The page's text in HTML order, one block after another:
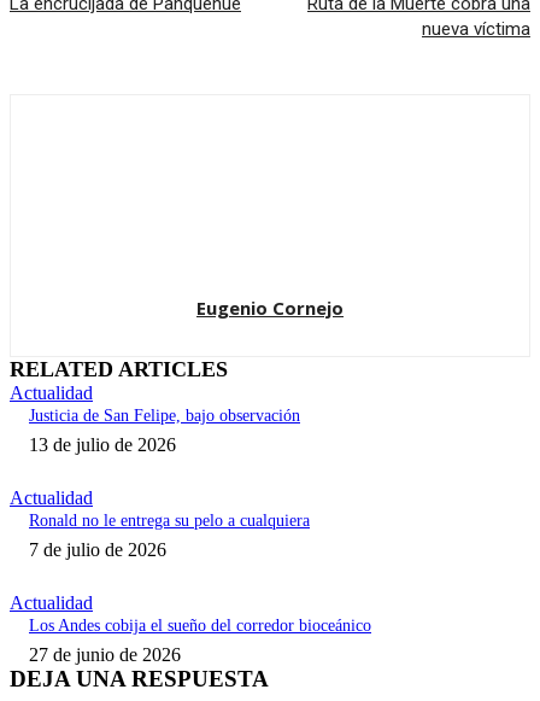
nueva víctima
Eugenio Cornejo
RELATED ARTICLES
Actualidad
Justicia de San Felipe, bajo observación
13 de julio de 2026
Actualidad
Ronald no le entrega su pelo a cualquiera
7 de julio de 2026
Actualidad
Los Andes cobija el sueño del corredor bioceánico
27 de junio de 2026
DEJA UNA RESPUESTA